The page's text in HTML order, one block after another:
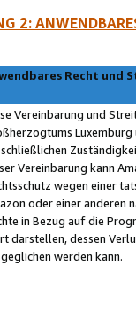
2:
Recht und
Vereinbarung und
Vereinbarung kann
wegen einer
oder einer anderen
in Bezug auf die
darstellen, dessen
werden kann.